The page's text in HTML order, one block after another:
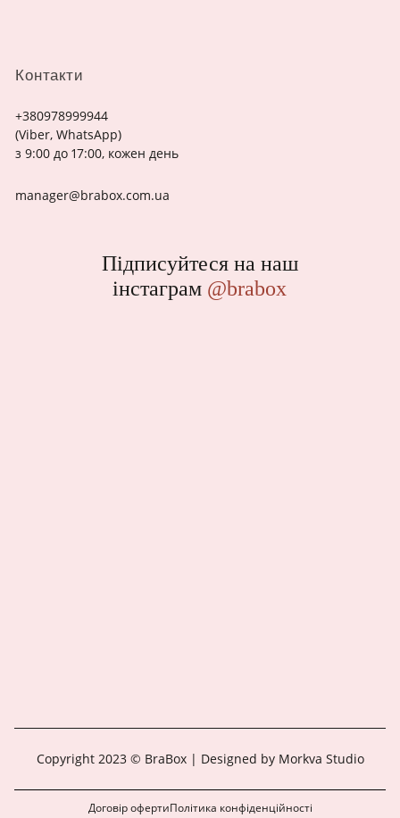
Контакти
+380978999944
(Viber, WhatsApp)
з 9:00 до 17:00, кожен день
manager@brabox.com.ua
Підписуйтеся на наш
інстаграм @brabox
Copyright 2023 © BraBox | Designed by Morkva Studio
Договір офертиПолітика конфіденційності